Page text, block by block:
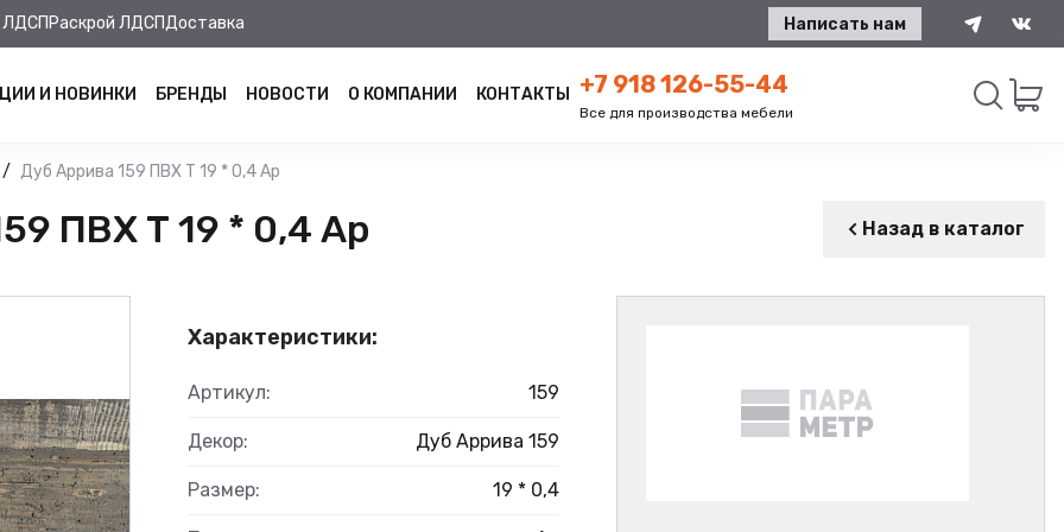
ЛДСП Раскрой ЛДСПДоставка Написать нам
И НОВИНКИ БРЕНДЫ НОВОСТИ О КОМПАНИИ КОНТАКТЫ +7 918 126-55-44
Все для производства мебели
Дуб Аррива 159 ПВХ Т 19 * 0,4 Ар
ПВХ Т 19 * 0,4 Ар Назад в каталог
Характеристики:
Артикул: 159
Декор: Дуб Аррива 159
Размер: 19 * 0,4